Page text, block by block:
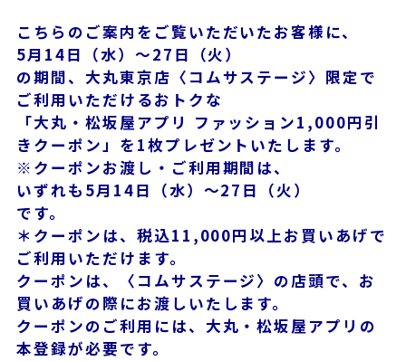
こちらのご案内をご覧いただいたお客様に、
5月14日（水）～27日（火）
の期間、大丸東京店〈コムサステージ〉限定で
ご利用いただけるおトクな
「大丸・松坂屋アプリ ファッション1,000円引
きクーポン」を1枚プレゼントいたします。
※クーポンお渡し・ご利用期間は、
いずれも5月14日（水）～27日（火）
です。
＊クーポンは、税込11,000円以上お買いあげで
ご利用いただけます。
クーポンは、〈コムサステージ〉の店頭で、お
買いあげの際にお渡しいたします。
クーポンのご利用には、大丸・松坂屋アプリの
本登録が必要です。